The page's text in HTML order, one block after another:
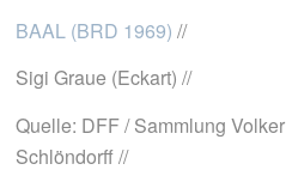
BAAL (BRD 1969) //
Sigi Graue (Eckart) //
Quelle: DFF / Sammlung Volker
Schlöndorff //